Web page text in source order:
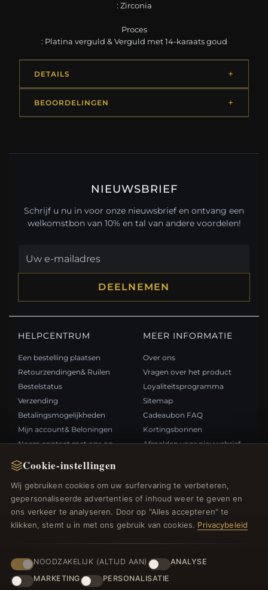
Cookie-instellingen
Wij gebruiken cookies om uw surfervaring te verbeteren,
gepersonaliseerde advertenties of inhoud weer te geven en
ons verkeer te analyseren. Door op "Alles accepteren" te
klikken, stemt u in met ons gebruik van cookies. Privacybeleid
NOODZAKELIJK (ALTIJD AAN)
ANALYSE
MARKETING
PERSONALISATIE
: Zirconia
Proces
: Platina verguld & Verguld met 14-karaats goud
DETAILS
BEOORDELINGEN
NIEUWSBRIEF
Schrijf u nu in voor onze nieuwsbrief en ontvang een
welkomstbon van 10% en tal van andere voordelen!
DEELNEMEN
HELPCENTRUM
Een bestelling plaatsen
Retourzendingen& Ruilen
Bestelstatus
Verzending
Betalingsmogelijkheden
Mijn account& Beloningen
Neem contact met ons op
MEER INFORMATIE
Over ons
Vragen over het product
Loyaliteitsprogramma
Sitemap
Cadeaubon FAQ
Kortingsbonnen
Afmelden voor nieuwsbrief
Nieuwe producten
Specials
Blog
Inloggen
BETAALMETHODEN